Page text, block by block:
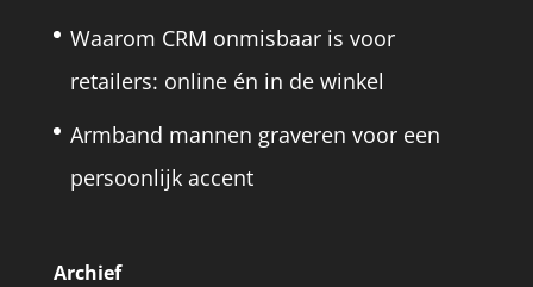
Waarom CRM onmisbaar is voor
retailers: online én in de winkel
Armband mannen graveren voor een
persoonlijk accent
Archief